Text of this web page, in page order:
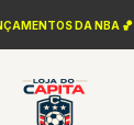
FONTES DA